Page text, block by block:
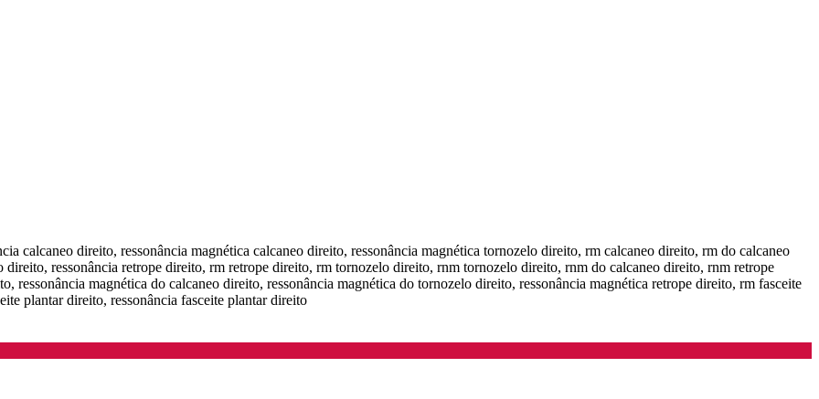
calcaneo direito, ressonância magnética calcaneo direito, ressonância magnética tornozelo direito, rm calcaneo direito, rm do calcaneo
ressonância retrope direito, rm retrope direito, rm tornozelo direito, rnm tornozelo direito, rnm do calcaneo direito, rnm retrope
ressonância magnética do calcaneo direito, ressonância magnética do tornozelo direito, ressonância magnética retrope direito, rm fasceite
plantar direito, ressonância fasceite plantar direito